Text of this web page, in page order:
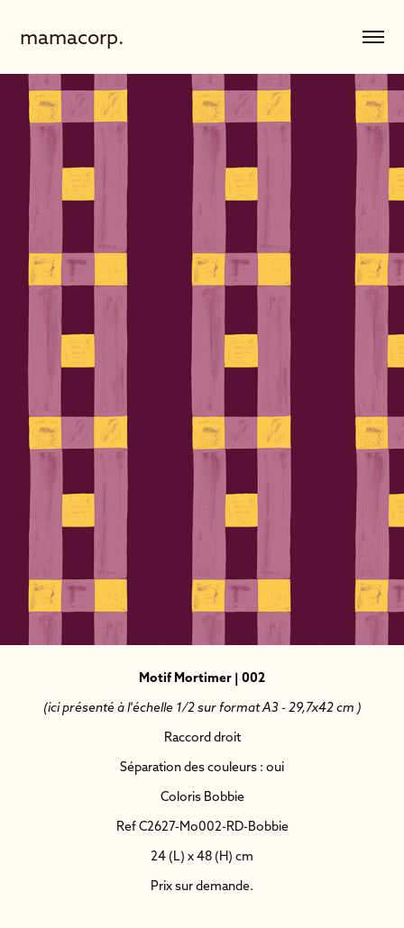
mamacorp.
Motif Mortimer | 002
(ici présenté à l'échelle 1/2 sur format A3 - 29,7x42 cm )
Raccord droit
Séparation des couleurs : oui
Coloris Bobbie
Ref C2627-Mo002-RD-Bobbie
24 (L) x 48 (H) cm
Prix sur demande.